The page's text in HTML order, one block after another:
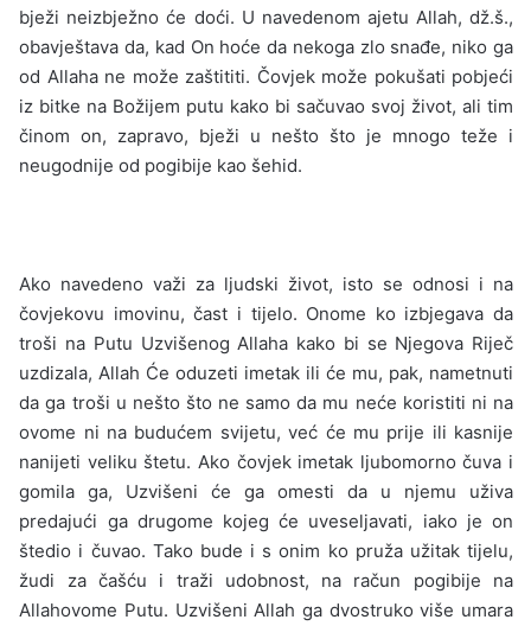
bježi neizbježno će doći. U navedenom ajetu Allah, dž.š.,
obavještava da, kad On hoće da nekoga zlo snađe, niko ga
od Allaha ne može zaštititi. Čovjek može pokušati pobjeći
iz bitke na Božijem putu kako bi sačuvao svoj život, ali tim
činom on, zapravo, bježi u nešto što je mnogo teže i
neugodnije od pogibije kao šehid.
Ako navedeno važi za ljudski život, isto se odnosi i na
čovjekovu imovinu, čast i tijelo. Onome ko izbjegava da
troši na Putu Uzvišenog Allaha kako bi se Njegova Riječ
uzdizala, Allah Će oduzeti imetak ili će mu, pak, nametnuti
da ga troši u nešto što ne samo da mu neće koristiti ni na
ovome ni na budućem svijetu, već će mu prije ili kasnije
nanijeti veliku štetu. Ako čovjek imetak ljubomorno čuva i
gomila ga, Uzvišeni će ga omesti da u njemu uživa
predajući ga drugome kojeg će uveseljavati, iako je on
štedio i čuvao. Tako bude i s onim ko pruža užitak tijelu,
žudi za čašću i traži udobnost, na račun pogibije na
Allahovome Putu. Uzvišeni Allah ga dvostruko više umara